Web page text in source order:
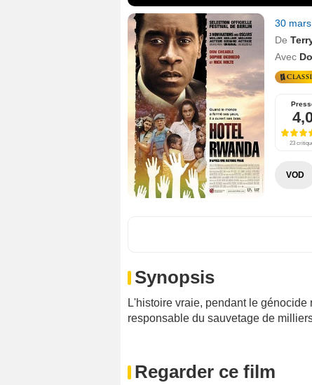
30
De
Avec
23
VOD
Synopsis
L'histoire vraie, pendant le génocide
responsable du sauvetage de
Regarder ce film